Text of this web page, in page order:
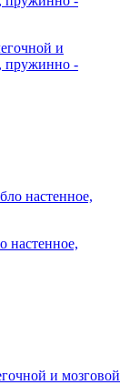
и
пружинно -
настенное,